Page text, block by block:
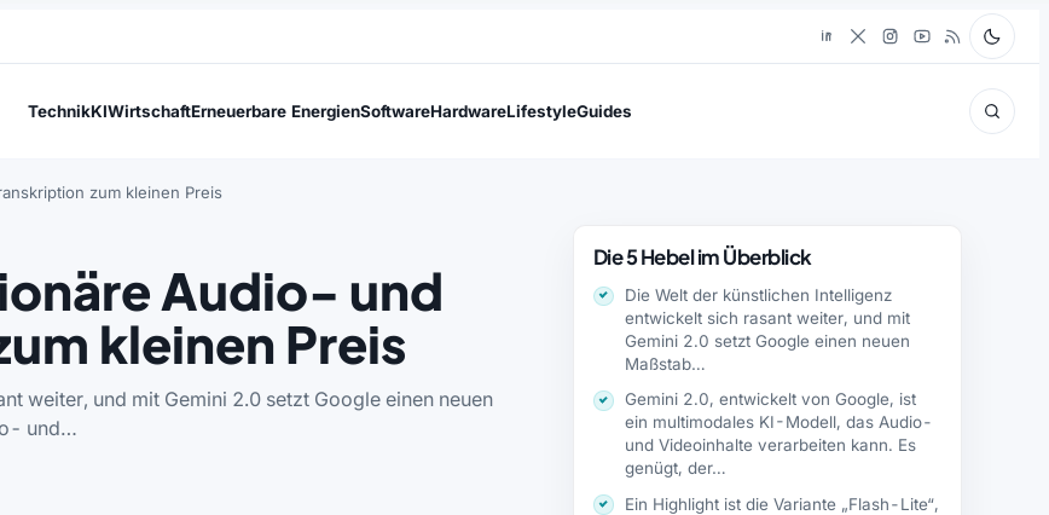
TechnikKIWirtschaftErneuerbare EnergienSoftwareHardwareLifestyleGuides
zum kleinen Preis
Audio- und
kleinen Preis
weiter, und mit Gemini 2.0 setzt Google einen neuen
und…
Die 5 Hebel im Überblick
Die Welt der künstlichen Intelligenz
entwickelt sich rasant weiter, und mit
Gemini 2.0 setzt Google einen neuen
Maßstab…
Gemini 2.0, entwickelt von Google, ist
ein multimodales KI-Modell, das Audio-
und Videoinhalte verarbeiten kann. Es
genügt, der…
Ein Highlight ist die Variante „Flash-Lite“,